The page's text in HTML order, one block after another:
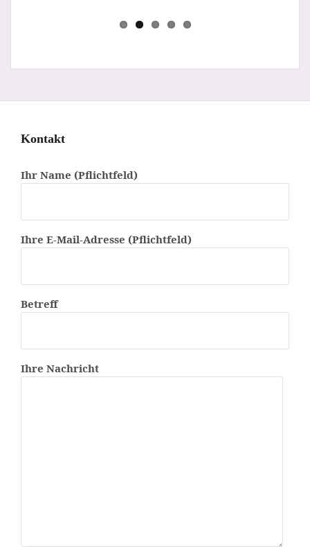
Kontakt
Ihr Name (Pflichtfeld)
Ihre E-Mail-Adresse (Pflichtfeld)
Betreff
Ihre Nachricht